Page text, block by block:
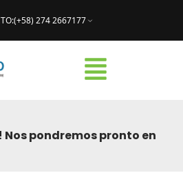
:(+58) 274 2667177
Nos pondremos pronto en